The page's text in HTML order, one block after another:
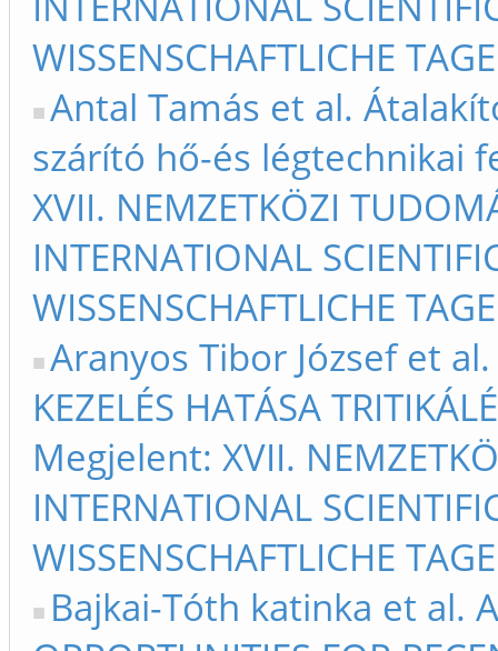
WISSENSCHAFTLICHE
Antal Tamás et al.
szárító hő-és légtechnikai
XVII. NEMZETKÖZI
INTERNATIONAL
WISSENSCHAFTLICHE
Aranyos Tibor József et al.
KEZELÉS HATÁSA
Megjelent: XVII.
INTERNATIONAL
WISSENSCHAFTLICHE
Bajkai-Tóth katinka et al.